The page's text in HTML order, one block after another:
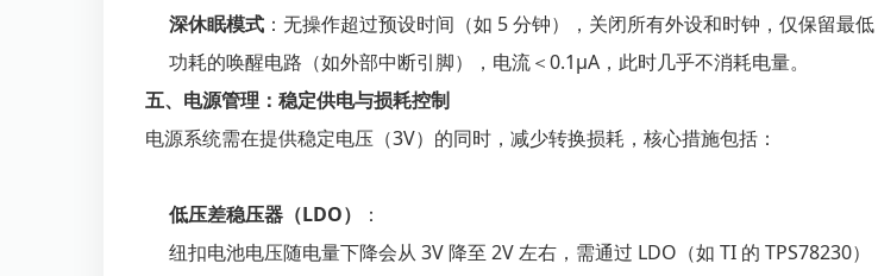
深休眠模式 ：无操作超过预设时间（如 5 分钟），关闭所有外设和时钟，仅保留最低
功耗的唤醒电路（如外部中断引脚），电流＜0.1μA，此时几乎不消耗电量。
五、电源管理：稳定供电与损耗控制
电源系统需在提供稳定电压（3V）的同时，减少转换损耗，核心措施包括：
低压差稳压器（LDO）
：
纽扣电池电压随电量下降会从 3V 降至 2V 左右，需通过 LDO（如 TI 的 TPS78230）